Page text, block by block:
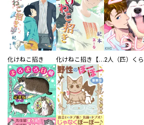
化けねこ招き 化けねこ招き【描きおろし付合冊版】